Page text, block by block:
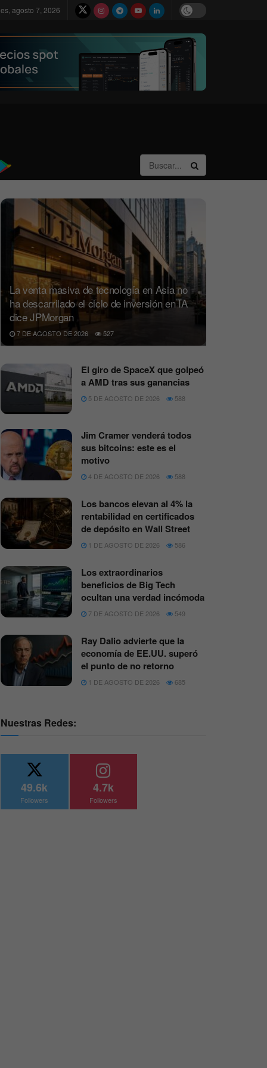
agosto 7, 2026
La venta masiva de tecnología en Asia no
ha descarrilado el ciclo de inversión en IA
dice JPMorgan
7 DE AGOSTO DE 2026 527
El giro de SpaceX que golpeó
a AMD tras sus ganancias
5 DE AGOSTO DE 2026 588
Jim Cramer venderá todos
sus bitcoins: este es el
motivo
4 DE AGOSTO DE 2026 588
Los bancos elevan al 4% la
rentabilidad en certificados
de depósito en Wall Street
1 DE AGOSTO DE 2026 586
Los extraordinarios
beneficios de Big Tech
ocultan una verdad incómoda
7 DE AGOSTO DE 2026 549
Ray Dalio advierte que la
economía de EE.UU. superó
el punto de no retorno
1 DE AGOSTO DE 2026 685
Nuestras Redes:
49.6k
Followers
4.7k
Followers